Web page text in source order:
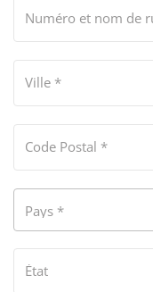
Numéro et nom de
Ville *
Code Postal *
Pays *
État